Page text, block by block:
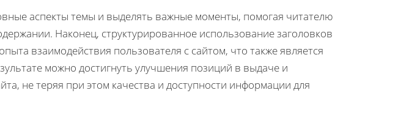
аспекты темы и выделять важные моменты, помогая читателю
Наконец, структурированное использование заголовков
взаимодействия пользователя с сайтом, что также является
можно достигнуть улучшения позиций в выдаче и
не теряя при этом качества и доступности информации для